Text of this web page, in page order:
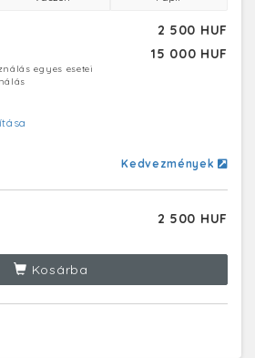
2 500 HUF
15 000 HUF
egyes esetei
Kedvezmények
2 500 HUF
Kosárba